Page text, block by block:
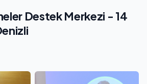
Destek Merkezi - 14